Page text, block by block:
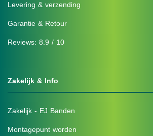
Levering & verzending
Garantie & Retour
Reviews: 8.9 / 10
Zakelijk & Info
Zakelijk - EJ Banden
Montagepunt worden